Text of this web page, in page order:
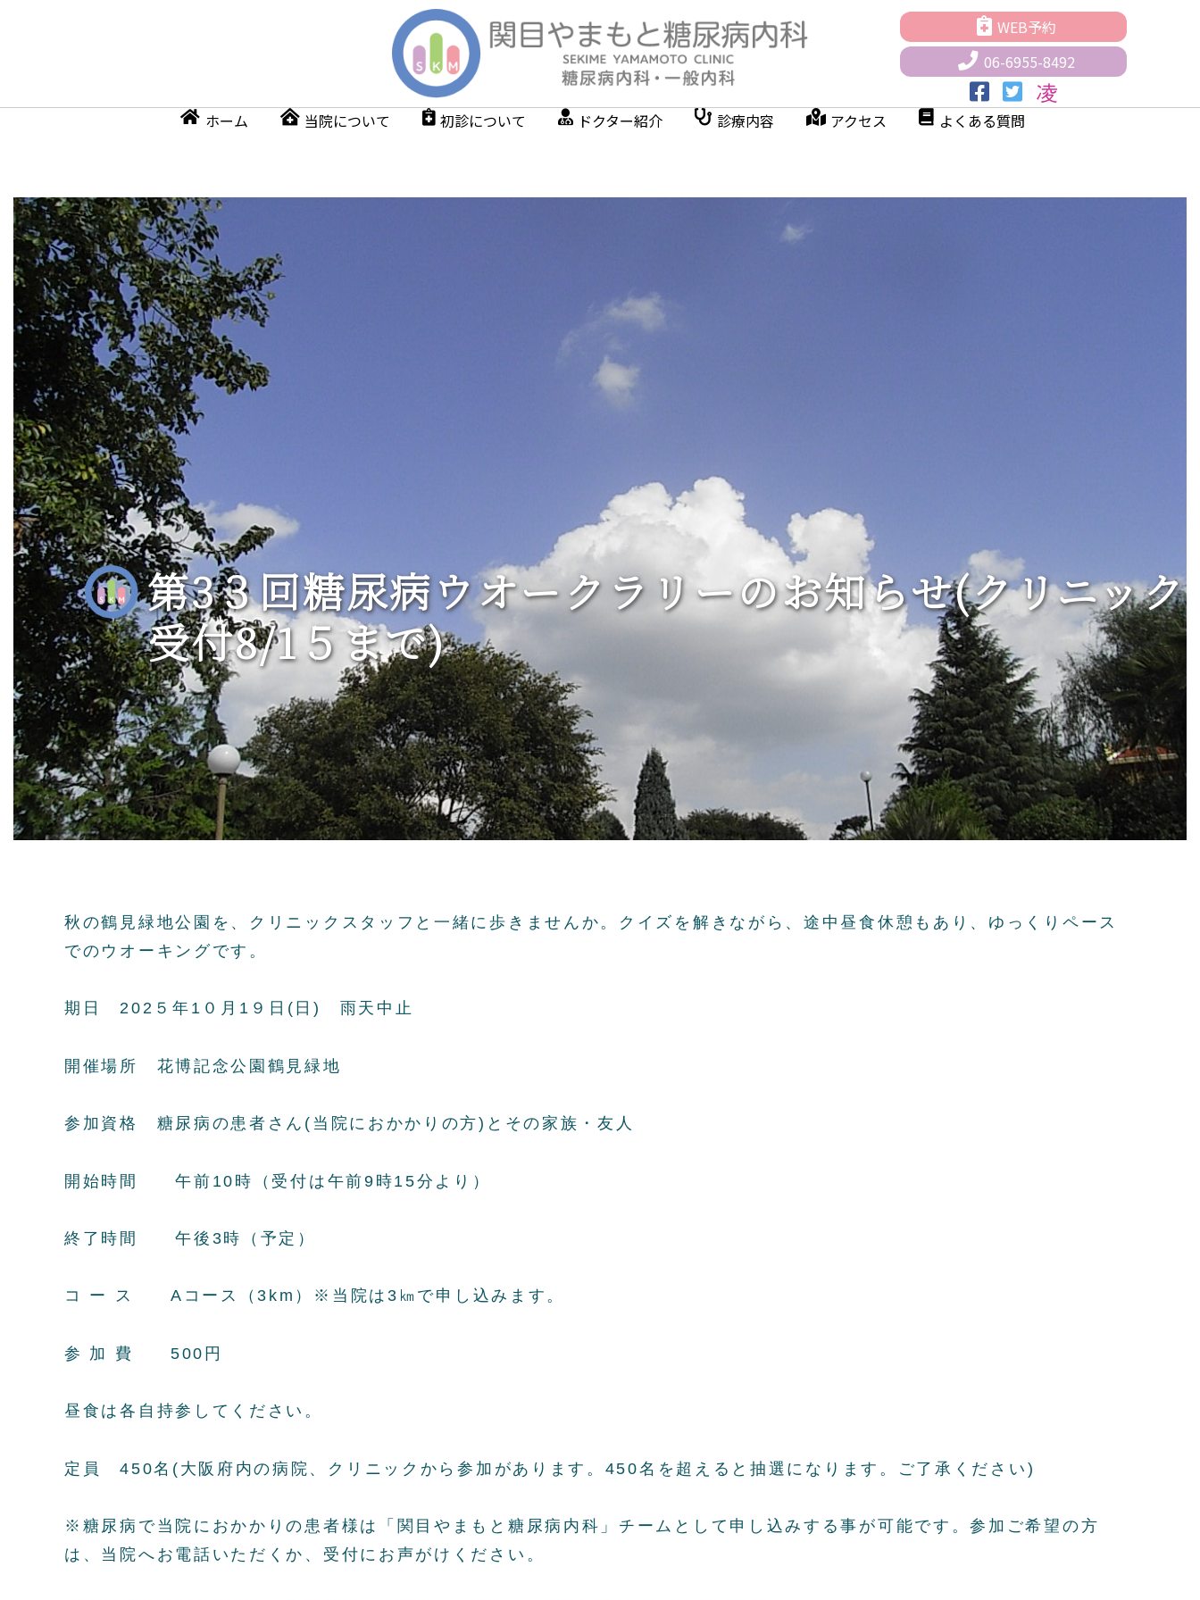
WEB予約
06-6955-8492
ホーム 当院について 初診について ドクター紹介 診療内容 アクセス よくある質問
第3３回糖尿病ウオークラリーのお知らせ(クリニック
受付8/1５まで)
秋の鶴見緑地公園を、クリニックスタッフと一緒に歩きませんか。クイズを解きながら、途中昼食休憩もあり、ゆっくりペース
でのウオーキングです。
期日 202５年1０月1９日(日) 雨天中止
開催場所 花博記念公園鶴見緑地
参加資格 糖尿病の患者さん(当院におかかりの方)とその家族・友人
開始時間 午前10時（受付は午前9時15分より）
終了時間 午後3時（予定）
コ ー ス Aコース（3km）※当院は3㎞で申し込みます。
参 加 費 500円
昼食は各自持参してください。
定員 450名(大阪府内の病院、クリニックから参加があります。450名を超えると抽選になります。ご了承ください)
※糖尿病で当院におかかりの患者様は「関目やまもと糖尿病内科」チームとして申し込みする事が可能です。参加ご希望の方
は、当院へお電話いただくか、受付にお声がけください。